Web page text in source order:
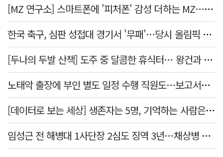
[MZ 연구소] 스마트폰에 '피처폰' 감성 더하는 MZ… 히퍼와 줄이어폰
한국 축구, 심판 성접대 경기서 '무패'…당시 올림픽 감독은 홍명보
[두나의 두발 산책] 도주 중 달콤한 휴식터… 왕건과 지명 산책
노태악 출장에 부인 별도 일정 수행 직원도…보고서엔 '공식일정 참석'
[데이터로 보는 세상] 생존자는 5명, 기억하는 사람은 늘었다
임성근 전 해병대 1사단장 2심도 징역 3년…채상병 순직 책임 유죄